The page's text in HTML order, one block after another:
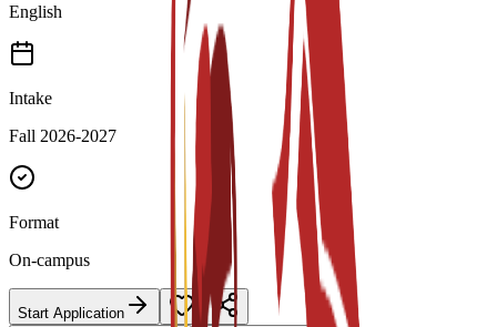
English
Intake
Fall 2026-2027
Format
On-campus
Start Application